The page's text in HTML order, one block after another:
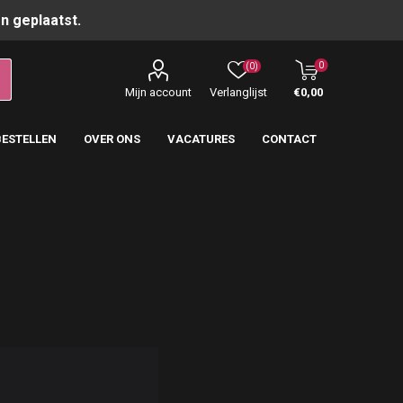
geplaatst.
Mijn account Verlanglijst
(0) 0
€0,00
OVER ONS VACATURES CONTACT